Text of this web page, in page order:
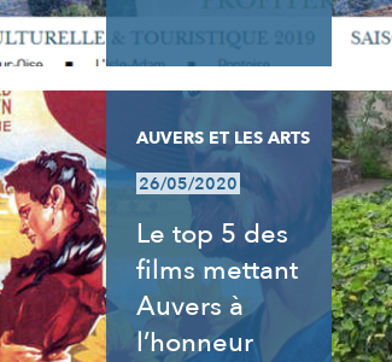
AUVERS ET LES ARTS
26/05/2020
Le top 5 des
films mettant
Auvers à
l’honneur